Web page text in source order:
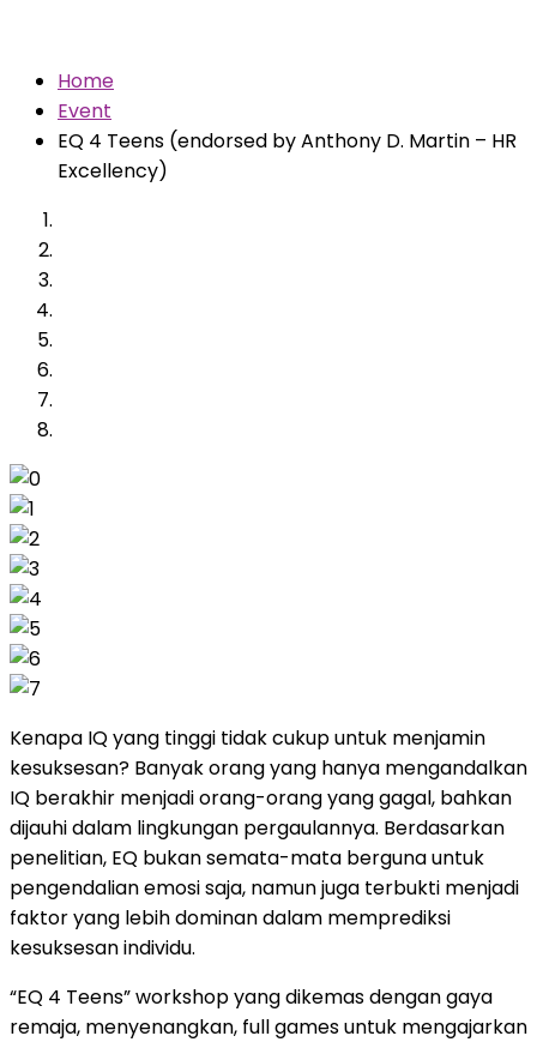
Home
Event
EQ 4 Teens (endorsed by Anthony D. Martin – HR
Excellency)
Kenapa IQ yang tinggi tidak cukup untuk menjamin
kesuksesan? Banyak orang yang hanya mengandalkan
IQ berakhir menjadi orang-orang yang gagal, bahkan
dijauhi dalam lingkungan pergaulannya. Berdasarkan
penelitian, EQ bukan semata-mata berguna untuk
pengendalian emosi saja, namun juga terbukti menjadi
faktor yang lebih dominan dalam memprediksi
kesuksesan individu.
“EQ 4 Teens” workshop yang dikemas dengan gaya
remaja, menyenangkan, full games untuk mengajarkan